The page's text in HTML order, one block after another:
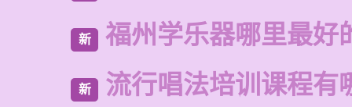
新 福州学乐器哪里最好
新 流行唱法培训课程有